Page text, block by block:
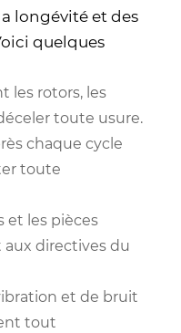
longévité et des
quelques
les rotors, les
toute usure.
chaque cycle
toute
et les pièces
directives du
et de bruit
tout